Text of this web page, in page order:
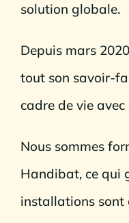
solution globale.
Depuis mars
tout son savoir-
cadre de vie avec
Nous sommes
Handibat, ce qui
installations sont